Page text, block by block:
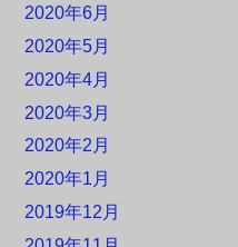
2020年6月
2020年5月
2020年4月
2020年3月
2020年2月
2020年1月
2019年12月